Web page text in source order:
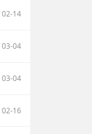
率并不存在
02-14
存款保险制度
03-04
直接上市
03-04
02-16